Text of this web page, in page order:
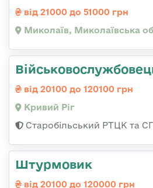
від 21000 до 51000 грн
Миколаїв, Миколаївська
від 20100 до 120100 грн
Кривий Ріг
Старобільський РТЦК та
Штурмовик
від 20100 до 120000 грн